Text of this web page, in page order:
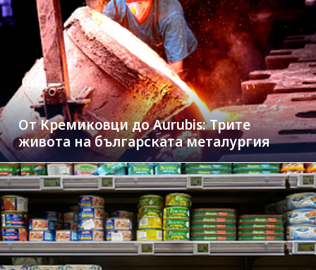
От Кремиковци до Aurubis: Трите
живота на българската металургия